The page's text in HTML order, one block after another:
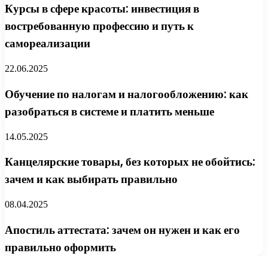
Курсы в сфере красоты: инвестиция в
востребованную профессию и путь к
самореализации
22.06.2025
Обучение по налогам и налогообложению: как
разобраться в системе и платить меньше
14.05.2025
Канцелярские товары, без которых не обойтись:
зачем и как выбирать правильно
08.04.2025
Апостиль аттестата: зачем он нужен и как его
правильно оформить